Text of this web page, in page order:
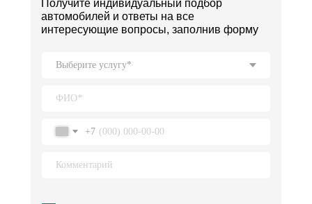
Получите индивидуальный подбор
автомобилей и ответы на все
интересующие вопросы, заполнив форму
+7